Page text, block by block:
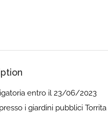
entro il 23/06/2023
i giardini pubblici